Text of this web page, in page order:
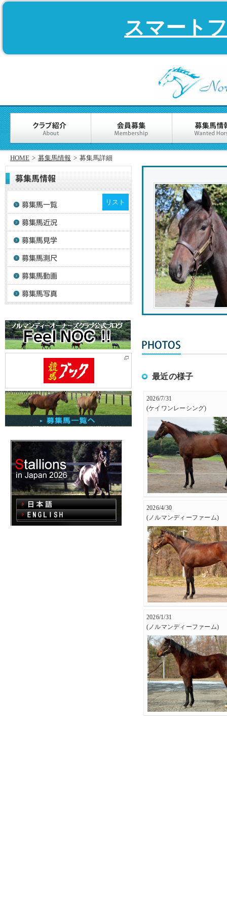
スマート
HOME > 募集馬情報 > 募集馬詳細
リスト
最近の様子
2026/7/31
(ケイワンレーシング)
2026/4/30
(ノルマンディーファーム)
2026/1/31
(ノルマンディーファーム)